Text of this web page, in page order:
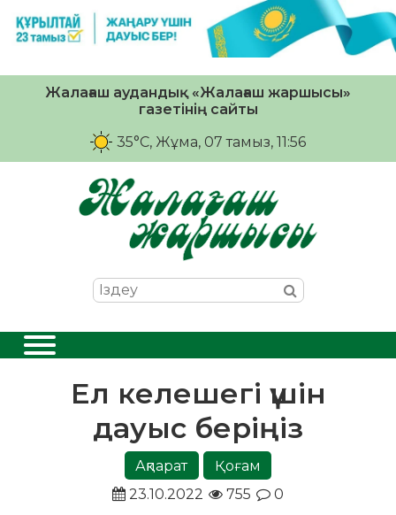
Жалағаш аудандық «Жалағаш жаршысы»
газетінің сайты
35°C, Жұма, 07 тамыз, 11:56
Ел келешегі үшін
дауыс беріңіз
Ақпарат
Қоғам
23.10.2022
755 0